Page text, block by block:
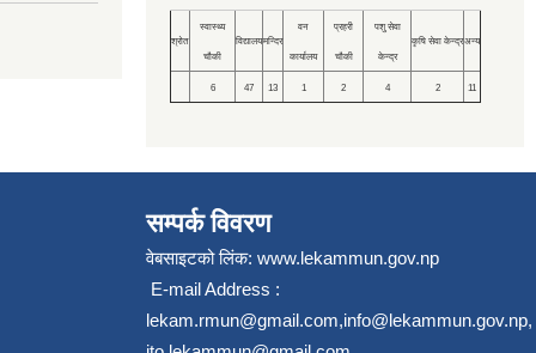
श्रोत
स्वास्थ्य
चौकी
विद्यालयमन्दिर
वन
कार्यालय
प्रहरी
चौकी
पशु सेवा
केन्द्र
कृषि सेवा केन्द्रअन्य
6 47 13 1 2 4 2 11
सम्पर्क विवरण
वेबसाइटको लिंक: www.lekammun.gov.np
E-mail Address :
lekam.rmun@gmail.com,info@lekammun.gov.np,